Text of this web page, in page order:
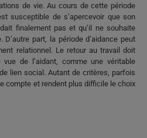
de vie. Au cours de cette période
susceptible de s’apercevoir que son
finalement pas et qu’il ne souhaite
part, la période d’aidance peut
relationnel. Le retour au travail doit
de l’aidant, comme une véritable
lien social. Autant de critères, parfois
compte et rendent plus difficile le choix